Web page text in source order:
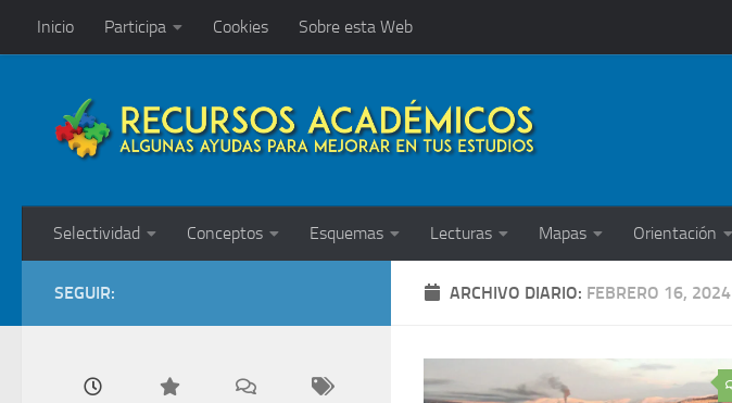
Saltar al contenido
Inicio Participa Cookies Sobre esta Web
Selectividad Conceptos Esquemas Lecturas Mapas Orientación
ARCHIVO DIARIO: FEBRERO 16, 2024
SEGUIR: